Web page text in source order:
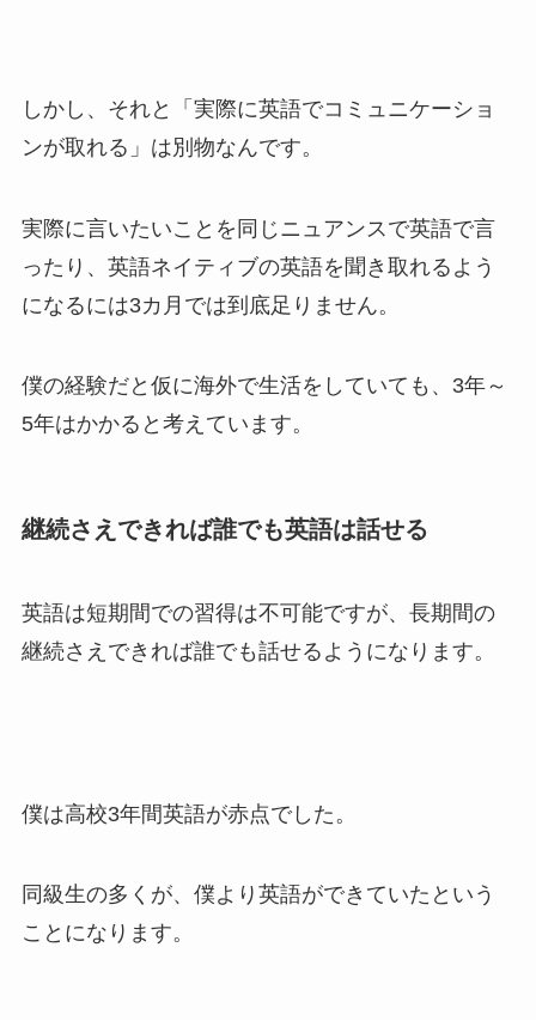
しかし、それと「実際に英語でコミュニケーショ
ンが取れる」は別物なんです。
実際に言いたいことを同じニュアンスで英語で言
ったり、英語ネイティブの英語を聞き取れるよう
になるには3カ月では到底足りません。
僕の経験だと仮に海外で生活をしていても、3年～
5年はかかると考えています。
継続さえできれば誰でも英語は話せる
英語は短期間での習得は不可能ですが、長期間の
継続さえできれば誰でも話せるようになります。
僕は高校3年間英語が赤点でした。
同級生の多くが、僕より英語ができていたという
ことになります。